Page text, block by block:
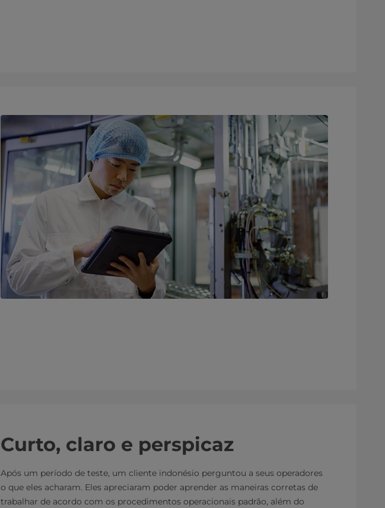
Curto, claro e perspicaz
Após um período de teste, um cliente indonésio perguntou a seus operadores
o que eles acharam. Eles apreciaram poder aprender as maneiras corretas de
trabalhar de acordo com os procedimentos operacionais padrão, além do